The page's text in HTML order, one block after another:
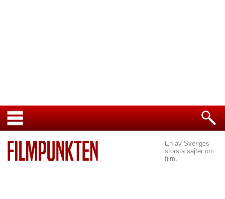
En av Sveriges
största sajter om
film.